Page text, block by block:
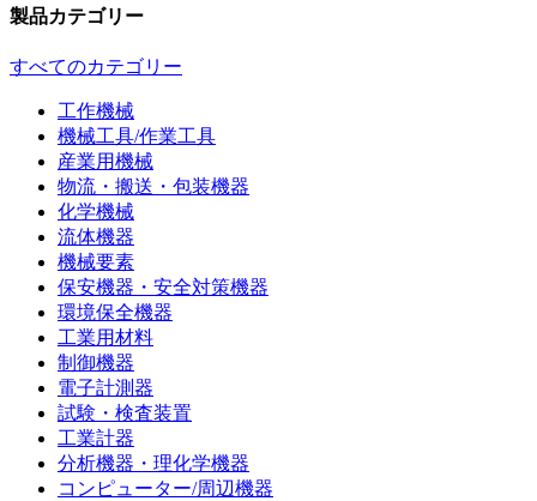
製品カテゴリー
すべてのカテゴリー
工作機械
機械工具/作業工具
産業用機械
物流・搬送・包装機器
化学機械
流体機器
機械要素
保安機器・安全対策機器
環境保全機器
工業用材料
制御機器
電子計測器
試験・検査装置
工業計器
分析機器・理化学機器
コンピューター/周辺機器